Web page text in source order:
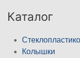
Каталог
Колышки